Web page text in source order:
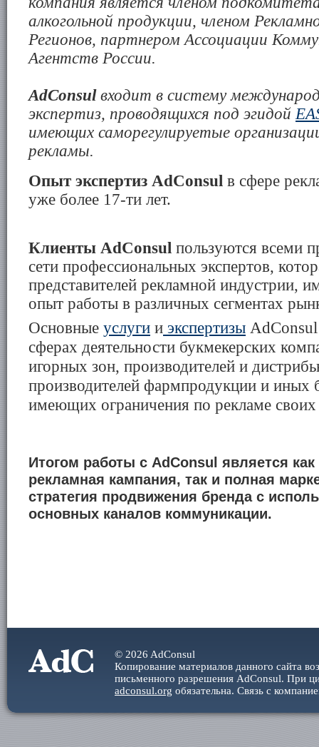
алкогольной продукции, членом
Регионов, партнером Ассоциации
Агентств России.
AdConsulвходит в систему
экспертиз, проводящихся под эгидой
имеющих саморегулируетые
рекламы.
Опыт экспертиз AdConsul в сфере
уже более 17-ти лет.
Клиенты AdConsul пользуются всеми
сети профессиональных экспертов,
представителей рекламной индустрии,
опыт работы в различных сегментах
Основные услуги и экспертизы AdConsul
сферах деятельности букмекерских
игорных зон, производителей и
производителей фармпродукции и иных
имеющих ограничения по рекламе своих
Итогом работы с AdConsul является
рекламная кампания, так и полная
стратегия продвижения бренда с
основных каналов коммуникации.
© 2026 AdConsul
Копирование материалов данного сайта
письменного разрешения AdConsul. При
adconsul.org обязательна. Cвязь с